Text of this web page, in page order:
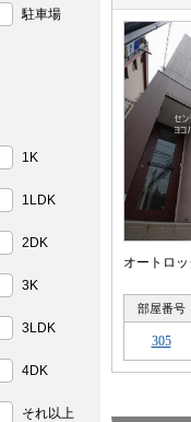
オートロ
部屋番号
305
駐車場
1K
1LDK
2DK
3K
3LDK
4DK
それ以上